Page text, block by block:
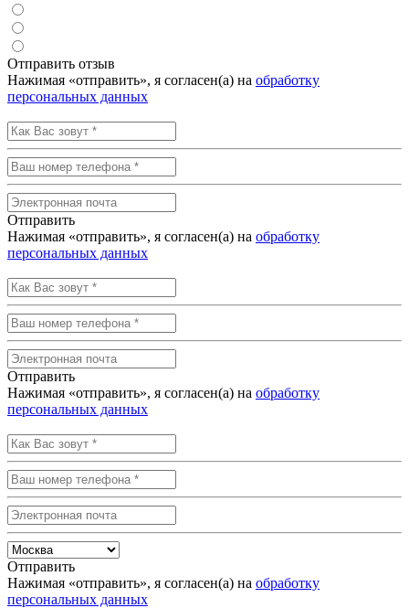
Отправить отзыв
Нажимая «отправить», я согласен(а) на обработку
персональных данных
Отправить
Нажимая «отправить», я согласен(а) на обработку
персональных данных
Отправить
Нажимая «отправить», я согласен(а) на обработку
персональных данных
Отправить
Нажимая «отправить», я согласен(а) на обработку
персональных данных